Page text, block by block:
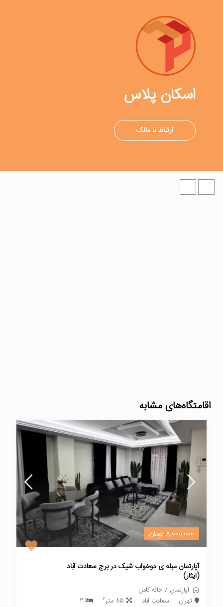
اسکان پلاس
ارتباط با مالک
اقامتگاه‌های مشابه
8,000,000 تومان
آپارتمان مبله ی دوخواب شیک در برج سعادت آباد
(ایثار)
آپارتمان /خانه کامل
تهران
سعادت آباد 85 متر 2
2